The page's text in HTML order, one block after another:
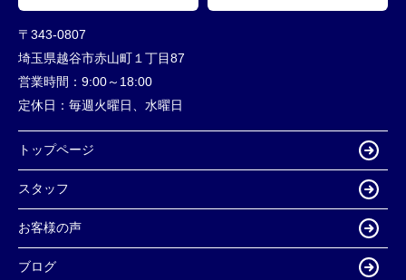
〒343-0807
埼玉県越谷市赤山町１丁目87
営業時間： 9:00～18:00
定休日： 毎週火曜日、水曜日
トップページ
スタッフ
お客様の声
ブログ